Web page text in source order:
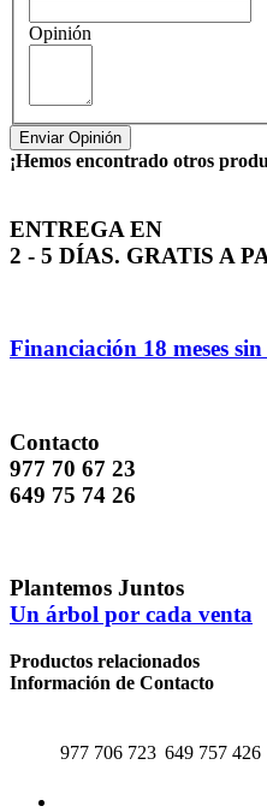
Opinión
Enviar Opinión
¡Hemos encontrado otros
ENTREGA EN
2 - 5 DÍAS. GRATIS A
Financiación 18 meses sin
Contacto
977 70 67 23
649 75 74 26
Plantemos Juntos
Un árbol por cada venta
Productos relacionados
Información de Contacto
977 706 723 649 757 426